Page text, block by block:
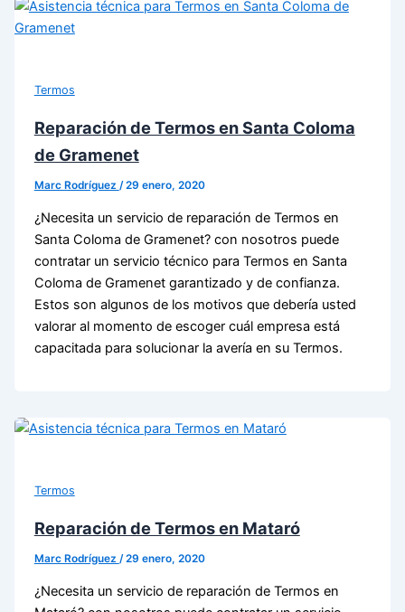
Termos
Reparación de Termos en Santa Coloma
de Gramenet
Marc Rodríguez /29 enero, 2020
¿Necesita un servicio de reparación de Termos en
Santa Coloma de Gramenet? con nosotros puede
contratar un servicio técnico para Termos en Santa
Coloma de Gramenet garantizado y de confianza.
Estos son algunos de los motivos que debería usted
valorar al momento de escoger cuál empresa está
capacitada para solucionar la avería en su Termos.
Termos
Reparación de Termos en Mataró
Marc Rodríguez /29 enero, 2020
¿Necesita un servicio de reparación de Termos en